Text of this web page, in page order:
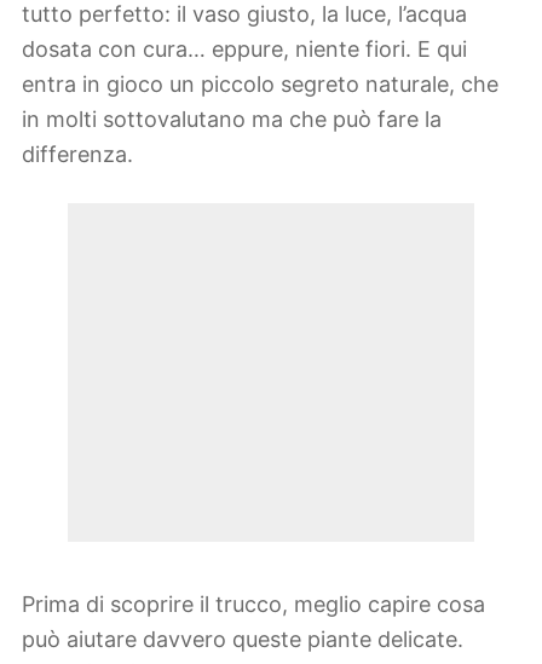
tutto perfetto: il vaso giusto, la luce, l’acqua
dosata con cura… eppure, niente fiori. E qui
entra in gioco un piccolo segreto naturale, che
in molti sottovalutano ma che può fare la
differenza.
Prima di scoprire il trucco, meglio capire cosa
può aiutare davvero queste piante delicate.